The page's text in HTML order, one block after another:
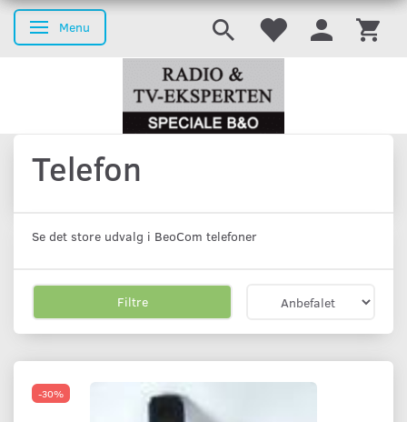
Skifte navigation
Menu
Telefon
Se det store udvalg i BeoCom telefoner
Filtre
-30%